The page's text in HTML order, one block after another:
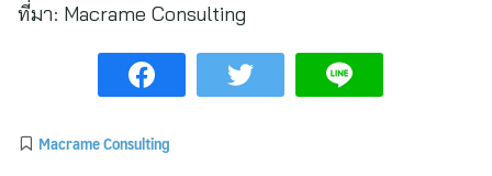
ที่มา: Macrame Consulting
Macrame Consulting